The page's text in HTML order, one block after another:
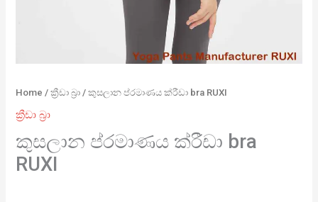
Home /ක්‍රීඩා බ්‍රා / කුසලාන ප්රමාණය ක්රීඩා bra RUXI
ක්‍රීඩා බ්‍රා
කුසලාන ප්රමාණය ක්රීඩා bra
RUXI